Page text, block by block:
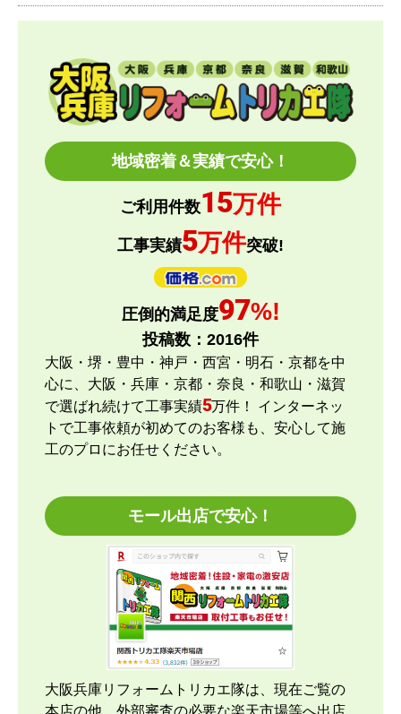
【その他感想・コメント】
工事日の都合が悪くなったためリスケをお願いした
ところ
快く対応していただきました。やりとりもスムーズ
でした。
とどーーんさん
ショップからの連絡や対応は適切でしたか？
予定の期日までに商品が届きましたか？
はい
商品の梱包は必要十分なものでしたか？
はい
【注文商品】エアコン・クーラー 【注文
時期】2026年04月頃
【このショップを選んだ理由は？運営会社が割と近
くにあり、金額と価格.comの評価で決めました。
【注文からどのくらいで届きましたか？】
約2週間ですが、取付もお願いしたのでこの位の納
地域密着＆実績で安心！
ご利用件数15万件
工事実績5万件突破!
圧倒的満足度97%!
投稿数： 2016件
大阪・堺・豊中・神戸・西宮・明石・京都を中
心に、大阪・兵庫・京都・奈良・和歌山・滋賀
で選ばれ続けて工事実績5万件！ インターネッ
トで工事依頼が初めてのお客様も、安心して施
工のプロにお任せください。
モール出店で安心！
大阪兵庫リフォームトリカエ隊は、現在ご覧の